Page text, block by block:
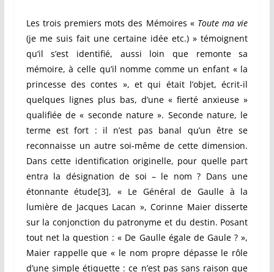
Les trois premiers mots des Mémoires « Toute ma vie
(je me suis fait une certaine idée etc.) » témoignent
qu’il s’est identifié, aussi loin que remonte sa
mémoire, à celle qu’il nomme comme un enfant « la
princesse des contes », et qui était l’objet, écrit-il
quelques lignes plus bas, d’une « fierté anxieuse »
qualifiée de « seconde nature ». Seconde nature, le
terme est fort : il n’est pas banal qu’un être se
reconnaisse un autre soi-même de cette dimension.
Dans cette identification originelle, pour quelle part
entra la désignation de soi – le nom ? Dans une
étonnante étude[3], « Le Général de Gaulle à la
lumière de Jacques Lacan », Corinne Maier disserte
sur la conjonction du patronyme et du destin. Posant
tout net la question : « De Gaulle égale de Gaule ? »,
Maier rappelle que « le nom propre dépasse le rôle
d’une simple étiquette : ce n’est pas sans raison que